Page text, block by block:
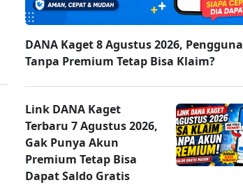
DANA Kaget 8 Agustus 2026, Pengguna
Tanpa Premium Tetap Bisa Klaim?
Link DANA Kaget
Terbaru 7 Agustus 2026,
Gak Punya Akun
Premium Tetap Bisa
Dapat Saldo Gratis